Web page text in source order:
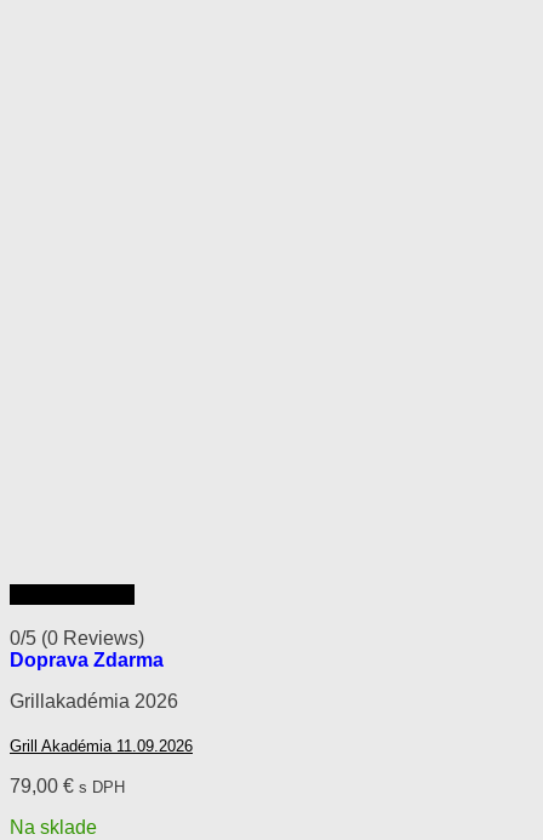
0/5 (0 Reviews)
Doprava Zdarma
Grillakadémia 2026
Grill Akadémia 11.09.2026
79,00 € s DPH
Na sklade